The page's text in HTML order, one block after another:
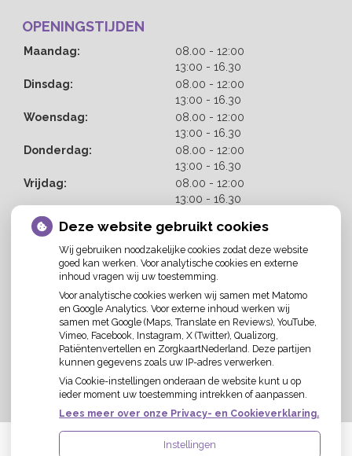
OPENINGSTIJDEN
Maandag: 08.00 tot
- 12:00
13:00 tot
- 16.30
Dinsdag:
08.00 tot
- 12:00
13:00 tot
- 16.30
Woensdag:
08.00 tot
- 12:00
13:00 tot
- 16.30
Donderdag:
08.00 tot
- 12:00
13:00 tot
- 16.30
Vrijdag:
08.00 tot
- 12:00
13:00 tot
- 16.30
U heeft geen toestemming gegeven voor
externe inhouddie nodig is om dit te zien.
Cookie-instellingen wijzigen
Deze website gebruikt cookies
Wij gebruiken noodzakelijke cookies zodat deze website
goed kan werken. Voor analytische cookies en externe
inhoud vragen wij uw toestemming.
Voor analytische cookies werken wij samen met Matomo
en Google Analytics. Voor externe inhoud werken wij
samen met Google (Maps, Translate en Reviews), YouTube,
Vimeo, Facebook, Instagram, X (Twitter), Qualizorg,
Patiëntenvertellen en ZorgkaartNederland. Deze partijen
kunnen gegevens zoals uw IP-adres verwerken.
Via Cookie-instellingen onderaan de website kunt u op
ieder moment uw toestemming intrekken of aanpassen.
Lees meer over onze Privacy- en Cookieverklaring.
Instellingen